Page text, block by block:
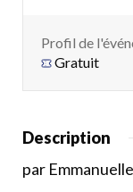
Profil de
Gratuit
Description
par